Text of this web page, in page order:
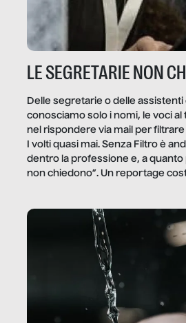
LE SEGRETARIE NON
Delle segretarie o delle assistenti
conosciamo solo i nomi, le voci al
nel rispondere via mail per
I volti quasi mai. Senza Filtro è
dentro la professione e, a quanto
non chiedono”. Un reportage